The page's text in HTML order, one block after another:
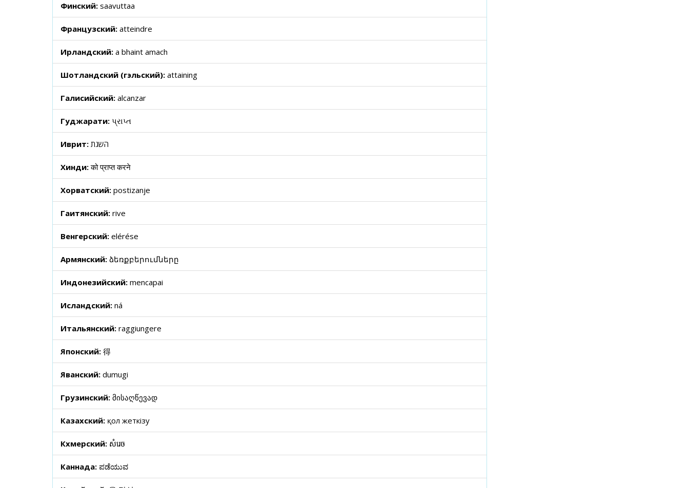
Финский: saavuttaa
Французский: atteindre
Ирландский: a bhaint amach
Шотландский (гэльский): attaining
Галисийский: alcanzar
Гуджарати: પ્રાપ્ત
Иврит: השגת
Хинди:को प्राप्त करने
Хорватский: postizanje
Гаитянский: rive
Венгерский: elérése
Армянский: ձեռքբերումները
Индонезийский: mencapai
Исландский: ná
Итальянский: raggiungere
Японский: 得
Яванский: dumugi
Грузинский: მისაღწევად
Казахский: қол жеткізу
Кхмерский: សំរេច
Каннада: ಪಡೆಯುವ